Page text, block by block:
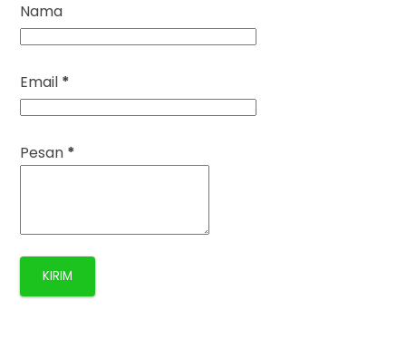
Nama
Email *
Pesan *